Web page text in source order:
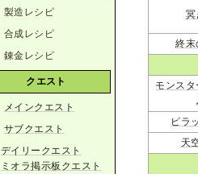
冥
終末
モンスタ
ピラ
天
製造レシピ
合成レシピ
錬金レシピ
クエスト
メインクエスト
サブクエスト
デイリークエスト
ミオラ掲示板クエスト